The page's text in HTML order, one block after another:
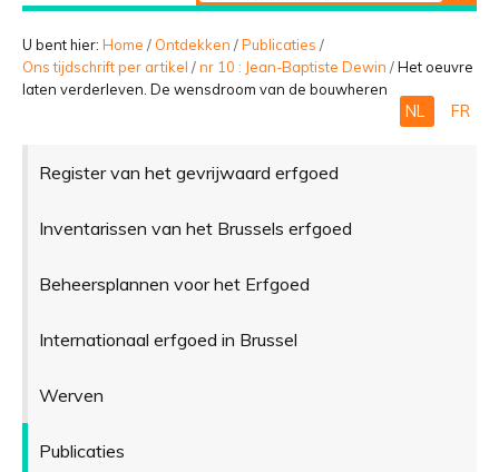
BELEVEN
Geavanceerd
zoeken...
U bent hier: Home / Ontdekken /Publicaties /
Ons tijdschrift per artikel /nr 10 : Jean-Baptiste Dewin /Het oeuvre
laten verderleven. De wensdroom van de bouwheren
NL FR
Register van het gevrijwaard erfgoed
Inventarissen van het Brussels erfgoed
Beheersplannen voor het Erfgoed
Internationaal erfgoed in Brussel
Werven
Publicaties